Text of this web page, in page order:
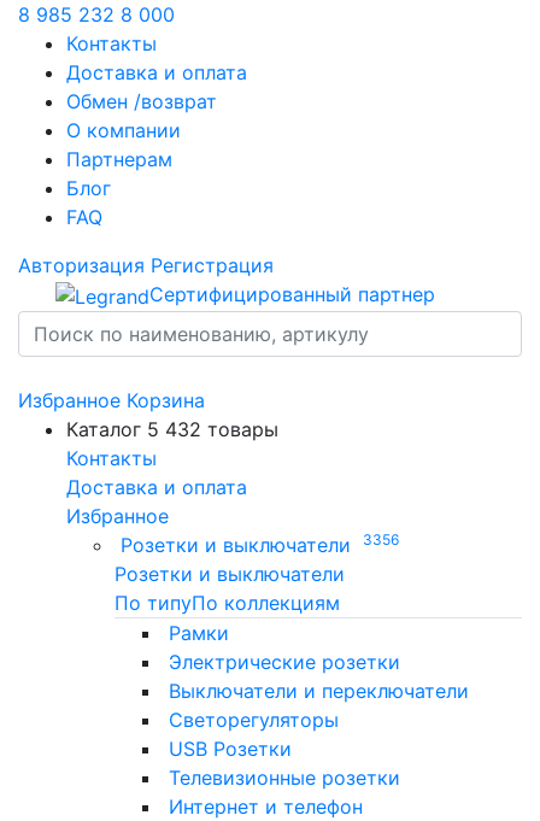
8 985 232 8 000
Контакты
Доставка и оплата
Обмен /возврат
О компании
Партнерам
Блог
FAQ
Авторизация Регистрация
Сертифицированный партнер
Избранное Корзина
Каталог 5 432 товары
Контакты
Доставка и оплата
Избранное
Розетки и выключатели
3356
Розетки и выключатели
По типуПо коллекциям
Рамки
Электрические розетки
Выключатели и переключатели
Светорегуляторы
USB Розетки
Телевизионные розетки
Интернет и телефон